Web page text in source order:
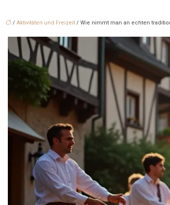
/ Aktivitäten und Freizeit / Wie nimmt man an echten